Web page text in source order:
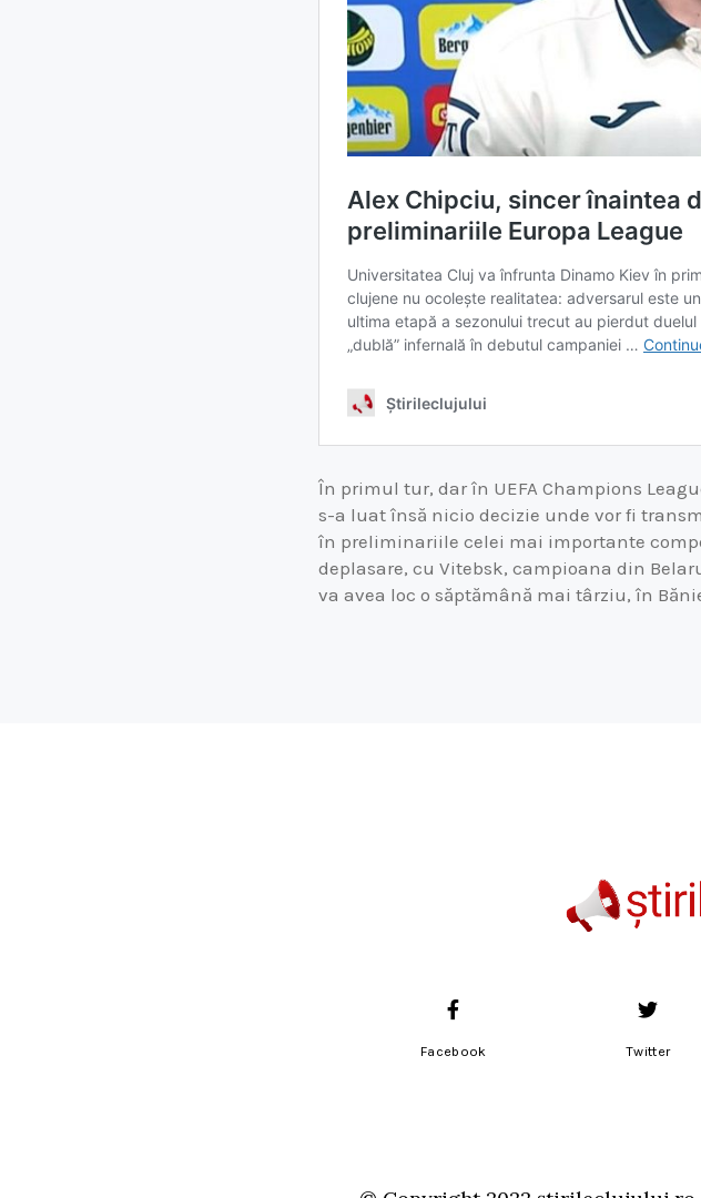
În primul tur, dar în UEFA Champions
s-a luat însă nicio decizie unde vor fi
în preliminariile celei mai importante
deplasare, cu Vitebsk, campioana din
va avea loc o săptămână mai târziu, în
Facebook Twitter